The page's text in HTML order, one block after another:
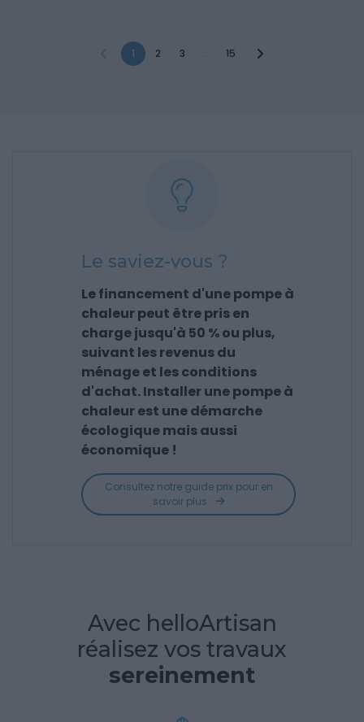
1 2 3 15
Le saviez-vous ?
Le financement d'une pompe à
chaleur peut être pris en
charge jusqu'à 50 % ou plus,
suivant les revenus du
ménage et les conditions
d'achat. Installer une pompe à
chaleur est une démarche
écologique mais aussi
économique !
Consultez notre guide prix pour en
savoir plus
Avec helloArtisan
réalisez vos travaux
sereinement